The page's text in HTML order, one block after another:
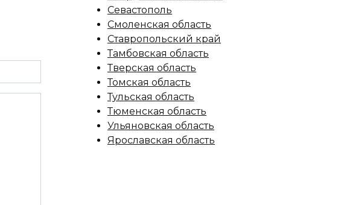
Севастополь
Смоленская область
Ставропольский край
Тамбовская область
Тверская область
Томская область
Тульская область
Тюменская область
Ульяновская область
Ярославская область